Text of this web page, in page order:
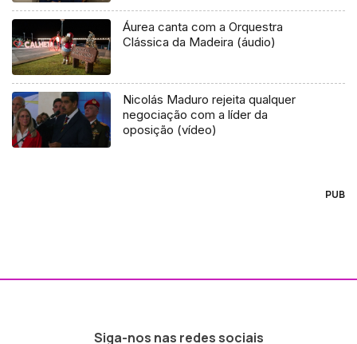
Áurea canta com a Orquestra
Clássica da Madeira (áudio)
Nicolás Maduro rejeita qualquer
negociação com a líder da
oposição (vídeo)
PUB
Siga-nos nas redes sociais